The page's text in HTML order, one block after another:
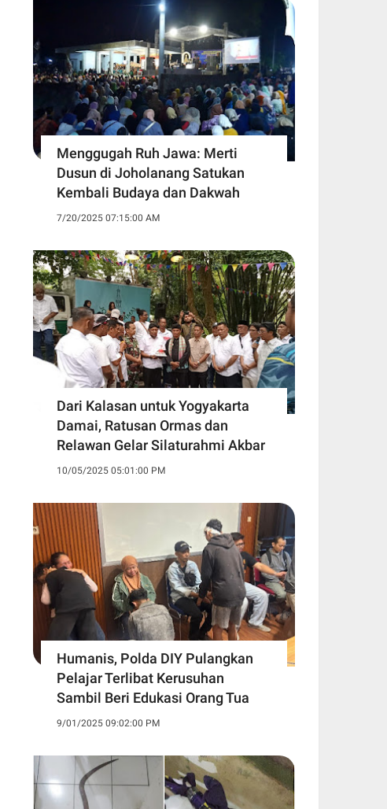
Menggugah Ruh Jawa: Merti
Dusun di Joholanang Satukan
Kembali Budaya dan Dakwah
7/20/2025 07:15:00 AM
Dari Kalasan untuk Yogyakarta
Damai, Ratusan Ormas dan
Relawan Gelar Silaturahmi Akbar
10/05/2025 05:01:00 PM
Humanis, Polda DIY Pulangkan
Pelajar Terlibat Kerusuhan
Sambil Beri Edukasi Orang Tua
9/01/2025 09:02:00 PM